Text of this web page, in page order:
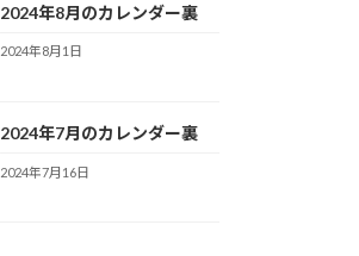
2024年8月のカレンダー裏
2024年8月1日
2024年7月のカレンダー裏
2024年7月16日